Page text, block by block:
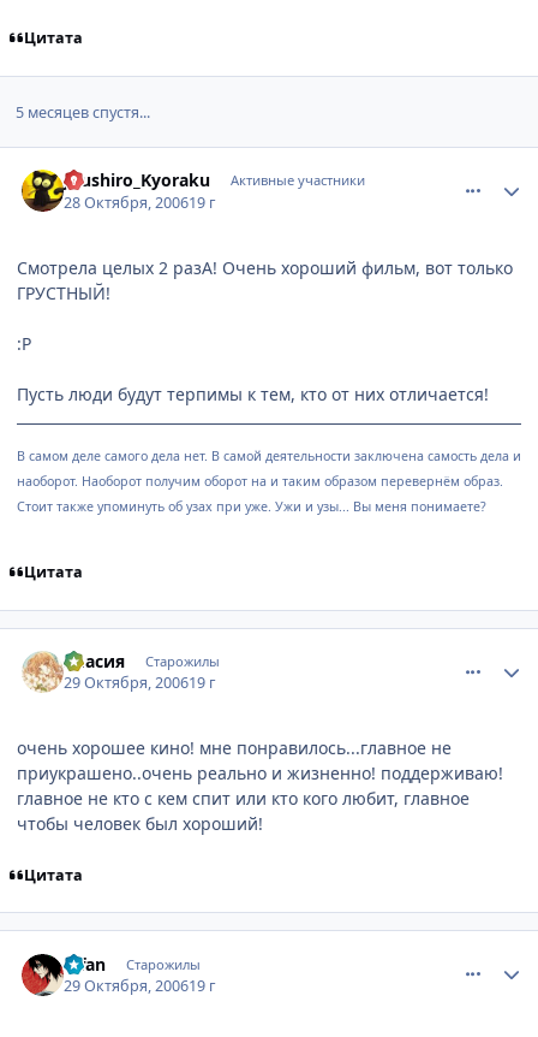
Цитата
5 месяцев спустя...
Joushiro_Kyoraku Активные участники
28 Октября, 200619 г
Смотрела целых 2 разА! Очень хороший фильм, вот только
ГРУСТНЫЙ!
:P
Пусть люди будут терпимы к тем, кто от них отличается!
В самом деле самого дела нет. В самой деятельности заключена самость дела и
наоборот. Наоборот получим оборот на и таким образом перевернём образ.
Стоит также упоминуть об узах при уже. Ужи и узы... Вы меня понимаете?
Цитата
Эласия Старожилы
29 Октября, 200619 г
очень хорошее кино! мне понравилось...главное не
приукрашено..очень реально и жизненно! поддерживаю!
главное не кто с кем спит или кто кого любит, главное
чтобы человек был хороший!
Цитата
L`fan Старожилы
29 Октября, 200619 г